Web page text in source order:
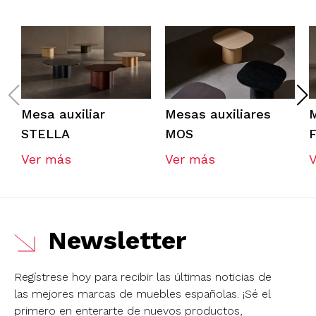
Mesa auxiliar
STELLA
Ver más
Mesas auxiliares
MOS
Ver más
Newsletter
Regístrese hoy para recibir las últimas noticias de
las mejores marcas de muebles españolas. ¡Sé el
primero en enterarte de nuevos productos,